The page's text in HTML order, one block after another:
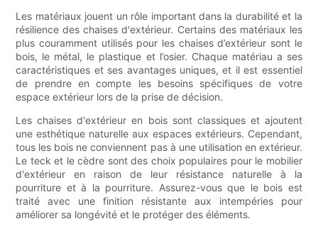
Les matériaux jouent un rôle important dans la durabilité et la
résilience des chaises d'extérieur. Certains des matériaux les
plus couramment utilisés pour les chaises d’extérieur sont le
bois, le métal, le plastique et l’osier. Chaque matériau a ses
caractéristiques et ses avantages uniques, et il est essentiel
de prendre en compte les besoins spécifiques de votre
espace extérieur lors de la prise de décision.
Les chaises d'extérieur en bois sont classiques et ajoutent
une esthétique naturelle aux espaces extérieurs. Cependant,
tous les bois ne conviennent pas à une utilisation en extérieur.
Le teck et le cèdre sont des choix populaires pour le mobilier
d'extérieur en raison de leur résistance naturelle à la
pourriture et à la pourriture. Assurez-vous que le bois est
traité avec une finition résistante aux intempéries pour
améliorer sa longévité et le protéger des éléments.